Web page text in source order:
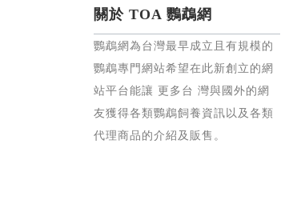
關於 TOA 鸚鵡網
鸚鵡網為台灣最早成立且有規模的
鸚鵡專門網站希望在此新創立的網
站平台能讓 更多台 灣與國外的網
友獲得各類鸚鵡飼養資訊以及各類
代理商品的介紹及販售。